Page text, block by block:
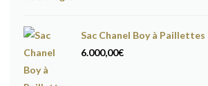
Sac Chanel Boy à Paillettes
6.000,00€